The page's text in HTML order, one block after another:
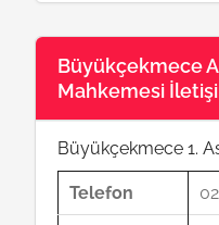
Büyükçekmece
Mahkemesi
Büyükçekmece 1.
Telefon